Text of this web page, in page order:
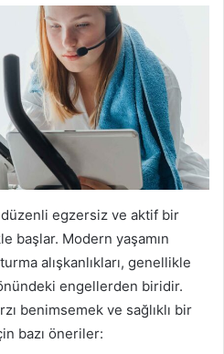
düzenli egzersiz ve aktif bir
başlar. Modern yaşamın
alışkanlıkları, genellikle
önündeki engellerden biridir.
benimsemek ve sağlıklı bir
bazı öneriler: